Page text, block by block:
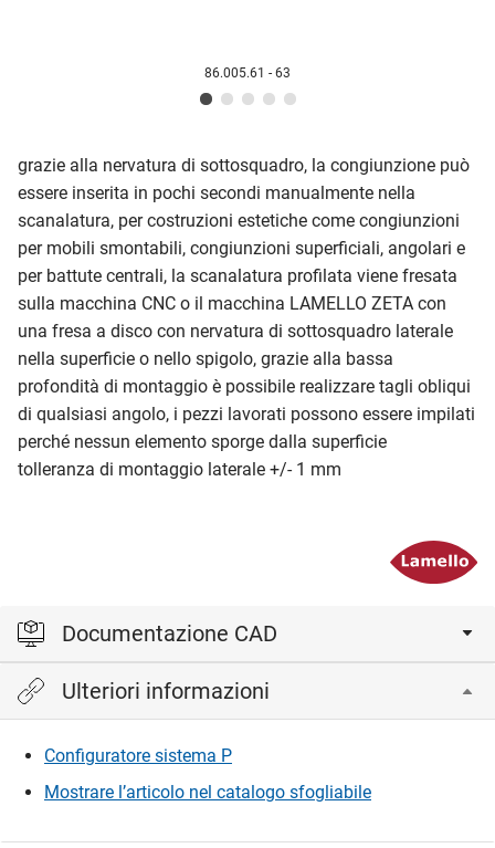
86.005.61 - 63
grazie alla nervatura di sottosquadro, la congiunzione può
essere inserita in pochi secondi manualmente nella
scanalatura, per costruzioni estetiche come congiunzioni
per mobili smontabili, congiunzioni superficiali, angolari e
per battute centrali, la scanalatura profilata viene fresata
sulla macchina CNC o il macchina LAMELLO ZETA con
una fresa a disco con nervatura di sottosquadro laterale
nella superficie o nello spigolo, grazie alla bassa
profondità di montaggio è possibile realizzare tagli obliqui
di qualsiasi angolo, i pezzi lavorati possono essere impilati
perché nessun elemento sporge dalla superficie
tolleranza di montaggio laterale +/- 1 mm
Documentazione CAD
Accedi per visualizzare e scaricare i file CAD.
Ulteriori informazioni
Configuratore sistema P
Mostrare l’articolo nel catalogo sfogliabile